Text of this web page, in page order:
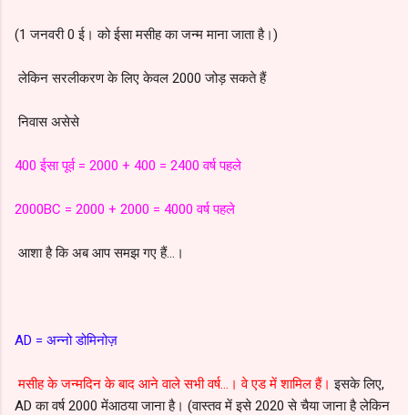
(1 जनवरी 0 ई। को ईसा मसीह का जन्म माना जाता है।)
लेकिन सरलीकरण के लिए केवल 2000 जोड़ सकते हैं
निवास असेसे
400 ईसा पूर्व = 2000 + 400 = 2400 वर्ष पहले
2000BC = 2000 + 2000 = 4000 वर्ष पहले
आशा है कि अब आप समझ गए हैं…।
AD = अन्नो डोमिनोज़
मसीह के जन्मदिन के बाद आने वाले सभी वर्ष…।वे एड में शामिल हैं।इसके लिए,
AD का वर्ष 2000 मेंआठया जाना है। (वास्तव में इसे 2020 से चैया जाना है लेकिन